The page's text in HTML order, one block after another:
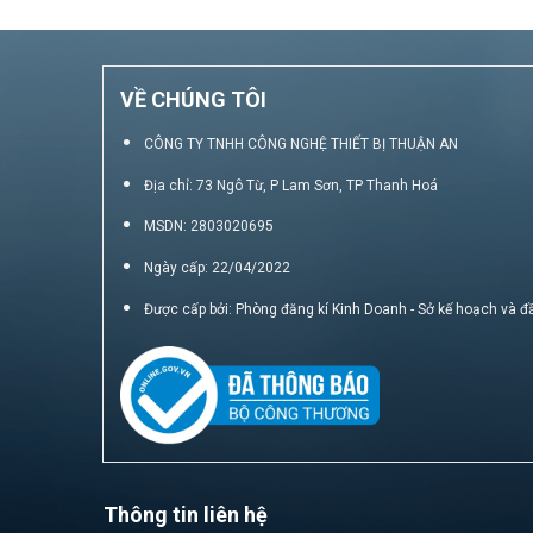
VỀ CHÚNG TÔI
CÔNG TY TNHH CÔNG NGHỆ THIẾT BỊ THUẬN AN
Địa chỉ: 73 Ngô Từ, P Lam Sơn, TP Thanh Hoá
MSDN: 2803020695
Ngày cấp: 22/04/2022
Được cấp bởi: Phòng đăng kí Kinh Doanh - Sở kế hoạch và
Thông tin liên hệ